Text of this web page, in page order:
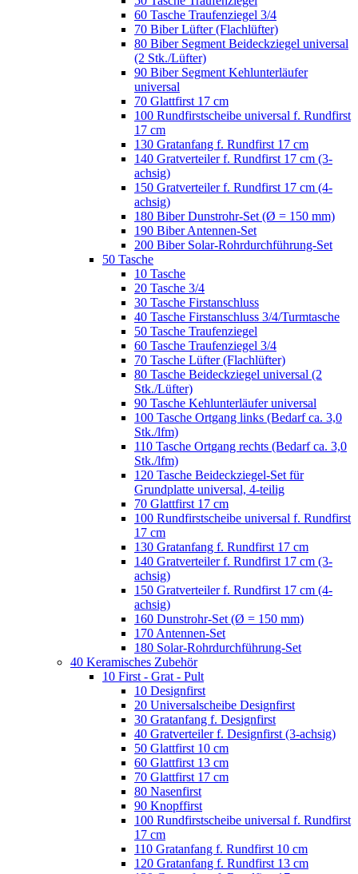
60 Tasche Traufenziegel 3/4
70 Biber Lüfter (Flachlüfter)
80 Biber Segment Beideckziegel universal
(2 Stk./Lüfter)
90 Biber Segment Kehlunterläufer
universal
70 Glattfirst 17 cm
100 Rundfirstscheibe universal f. Rundfirst
17 cm
130 Gratanfang f. Rundfirst 17 cm
140 Gratverteiler f. Rundfirst 17 cm (3-
achsig)
150 Gratverteiler f. Rundfirst 17 cm (4-
achsig)
180 Biber Dunstrohr-Set (Ø = 150 mm)
190 Biber Antennen-Set
200 Biber Solar-Rohrdurchführung-Set
50 Tasche
10 Tasche
20 Tasche 3/4
30 Tasche Firstanschluss
40 Tasche Firstanschluss 3/4/Turmtasche
50 Tasche Traufenziegel
60 Tasche Traufenziegel 3/4
70 Tasche Lüfter (Flachlüfter)
80 Tasche Beideckziegel universal (2
Stk./Lüfter)
90 Tasche Kehlunterläufer universal
100 Tasche Ortgang links (Bedarf ca. 3,0
Stk./lfm)
110 Tasche Ortgang rechts (Bedarf ca. 3,0
Stk./lfm)
120 Tasche Beideckziegel-Set für
Grundplatte universal, 4-teilig
70 Glattfirst 17 cm
100 Rundfirstscheibe universal f. Rundfirst
17 cm
130 Gratanfang f. Rundfirst 17 cm
140 Gratverteiler f. Rundfirst 17 cm (3-
achsig)
150 Gratverteiler f. Rundfirst 17 cm (4-
achsig)
160 Dunstrohr-Set (Ø = 150 mm)
170 Antennen-Set
180 Solar-Rohrdurchführung-Set
40 Keramisches Zubehör
10 First - Grat - Pult
10 Designfirst
20 Universalscheibe Designfirst
30 Gratanfang f. Designfirst
40 Gratverteiler f. Designfirst (3-achsig)
50 Glattfirst 10 cm
60 Glattfirst 13 cm
70 Glattfirst 17 cm
80 Nasenfirst
90 Knopffirst
100 Rundfirstscheibe universal f. Rundfirst
17 cm
110 Gratanfang f. Rundfirst 10 cm
120 Gratanfang f. Rundfirst 13 cm